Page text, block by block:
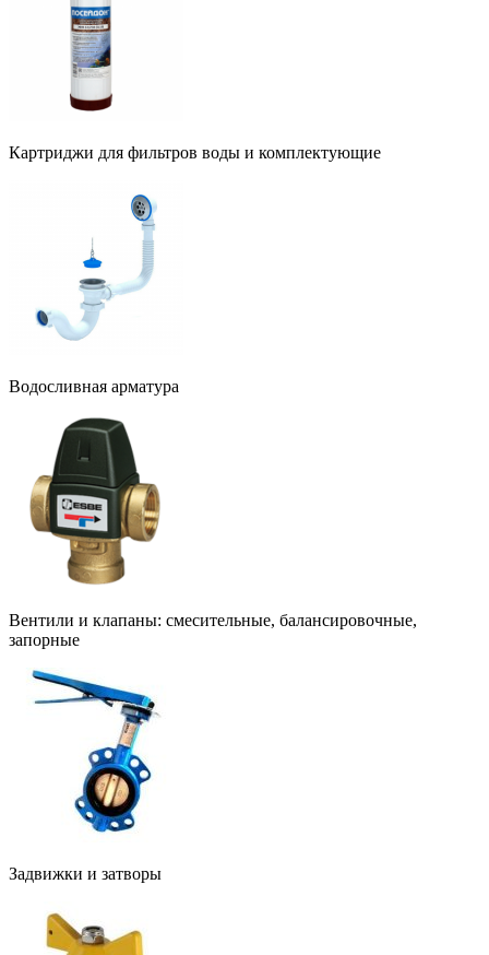
Картриджи для фильтров воды и комплектующие
Водосливная арматура
Вентили и клапаны: смесительные, балансировочные,
запорные
Задвижки и затворы